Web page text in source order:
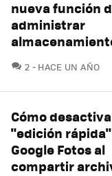
nueva función
administrar
2 COMENTARIOS
HACE UN AÑO
Cómo
"edición
Google Fotos al
compartir